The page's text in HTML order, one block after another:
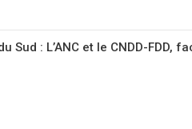
Sud : L’ANC et le CNDD-FDD,